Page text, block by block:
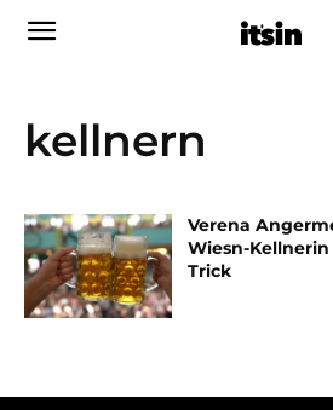
kellnern
Verena
Wiesn-
Trick